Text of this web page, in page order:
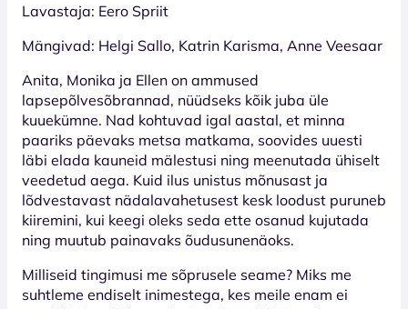
Lavastaja: Eero Spriit
Mängivad: Helgi Sallo, Katrin Karisma, Anne Veesaar
Anita, Monika ja Ellen on ammused
lapsepõlvesõbrannad, nüüdseks kõik juba üle
kuuekümne. Nad kohtuvad igal aastal, et minna
paariks päevaks metsa matkama, soovides uuesti
läbi elada kauneid mälestusi ning meenutada ühiselt
veedetud aega. Kuid ilus unistus mõnusast ja
lõdvestavast nädalavahetusest kesk loodust puruneb
kiiremini, kui keegi oleks seda ette osanud kujutada
ning muutub painavaks õudusunenäoks.
Milliseid tingimusi me sõprusele seame? Miks me
suhtleme endiselt inimestega, kes meile enam ei